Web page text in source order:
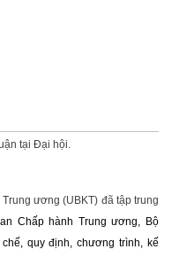
tại Đại hội.
ương (UBKT) đã tập trung
Chấp hành Trung ương, Bộ
quy định, chương trình, kế